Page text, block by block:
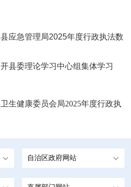
应急管理局2025年度行政执法数
县委理论学习中心组集体学习
生健康委员会局2025年度行政执
自治区政府网站